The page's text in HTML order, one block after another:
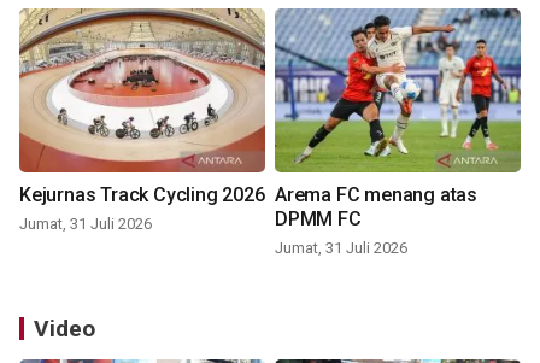
Kejurnas Track Cycling 2026
Jumat, 31 Juli 2026
Arema FC menang atas
DPMM FC
Jumat, 31 Juli 2026
Video